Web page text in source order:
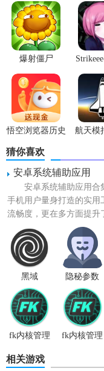
爆射僵尸
悟空浏览器历史
版本
航天模
猜你喜欢
安卓系统辅助应用
安卓系统辅助应用合
手机用户量身打造的实用
流畅度，更在多方面提升
行，到智能管理电量、延
黑域 隐秘参数
fk内核管理
fk内核管理
相关游戏